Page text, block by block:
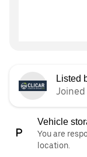
Listed
Joined
Vehicle
You are
location.